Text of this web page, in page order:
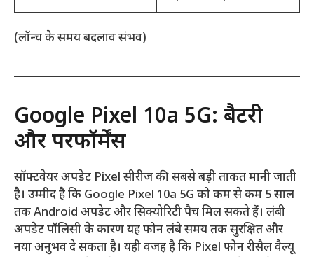
(लॉन्च के समय बदलाव संभव)
Google Pixel 10a 5G: बैटरी
और परफॉर्मेंस
सॉफ्टवेयर अपडेट Pixel सीरीज की सबसे बड़ी ताकत मानी जाती
है। उम्मीद है कि Google Pixel 10a 5G को कम से कम 5 साल
तक Android अपडेट और सिक्योरिटी पैच मिल सकते हैं। लंबी
अपडेट पॉलिसी के कारण यह फोन लंबे समय तक सुरक्षित और
नया अनुभव दे सकता है। यही वजह है कि Pixel फोन रीसैल वैल्यू